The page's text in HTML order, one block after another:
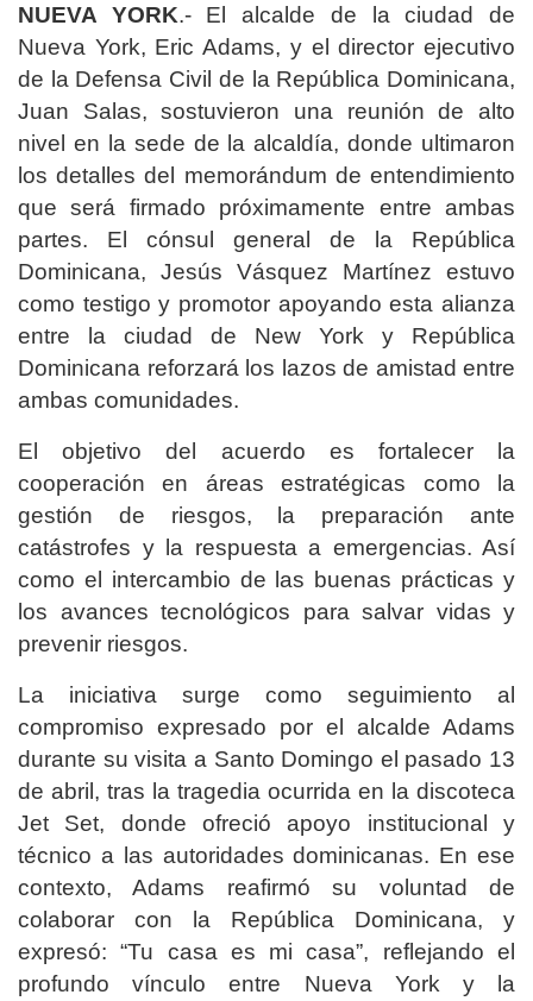
NUEVA YORK.- El alcalde de la ciudad de
Nueva York, Eric Adams, y el director ejecutivo
de la Defensa Civil de la República Dominicana,
Juan Salas, sostuvieron una reunión de alto
nivel en la sede de la alcaldía, donde ultimaron
los detalles del memorándum de entendimiento
que será firmado próximamente entre ambas
partes. El cónsul general de la República
Dominicana, Jesús Vásquez Martínez estuvo
como testigo y promotor apoyando esta alianza
entre la ciudad de New York y República
Dominicana reforzará los lazos de amistad entre
ambas comunidades.
El objetivo del acuerdo es fortalecer la
cooperación en áreas estratégicas como la
gestión de riesgos, la preparación ante
catástrofes y la respuesta a emergencias. Así
como el intercambio de las buenas prácticas y
los avances tecnológicos para salvar vidas y
prevenir riesgos.
La iniciativa surge como seguimiento al
compromiso expresado por el alcalde Adams
durante su visita a Santo Domingo el pasado 13
de abril, tras la tragedia ocurrida en la discoteca
Jet Set, donde ofreció apoyo institucional y
técnico a las autoridades dominicanas. En ese
contexto, Adams reafirmó su voluntad de
colaborar con la República Dominicana, y
expresó: “Tu casa es mi casa”, reflejando el
profundo vínculo entre Nueva York y la